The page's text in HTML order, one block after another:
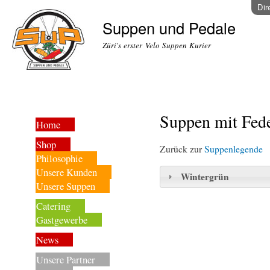
Suppen und Pedale
Züri's erster Velo Suppen Kurier
Home
Shop
Philosophie
Unsere Kunden
Unsere Suppen
Catering
Gastgewerbe
News
Unsere Partner
Suppen mit
Zurück zurSuppenlegende
Wintergrün